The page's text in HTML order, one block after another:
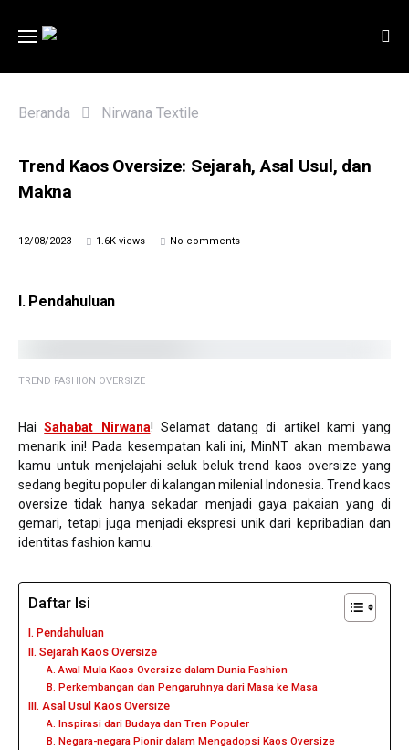
Beranda Nirwana Textile
Trend Kaos Oversize: Sejarah, Asal Usul, dan
Makna
12/08/2023 1.6K views No comments
I. Pendahuluan
TREND FASHION OVERSIZE
HaiSahabat Nirwana! Selamat datang di artikel kami yang
menarik ini! Pada kesempatan kali ini, MinNT akan membawa
kamu untuk menjelajahi seluk beluk trend kaos oversize yang
sedang begitu populer di kalangan milenial Indonesia. Trend kaos
oversize tidak hanya sekadar menjadi gaya pakaian yang di
gemari, tetapi juga menjadi ekspresi unik dari kepribadian dan
identitas fashion kamu.
Daftar Isi
I. Pendahuluan
II. Sejarah Kaos Oversize
A. Awal Mula Kaos Oversize dalam Dunia Fashion
B. Perkembangan dan Pengaruhnya dari Masa ke Masa
III. Asal Usul Kaos Oversize
A. Inspirasi dari Budaya dan Tren Populer
B. Negara-negara Pionir dalam Mengadopsi Kaos Oversize